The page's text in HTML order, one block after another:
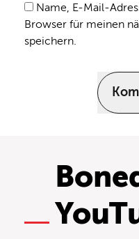
Name, E-Mail-
Browser für meinen
speichern.